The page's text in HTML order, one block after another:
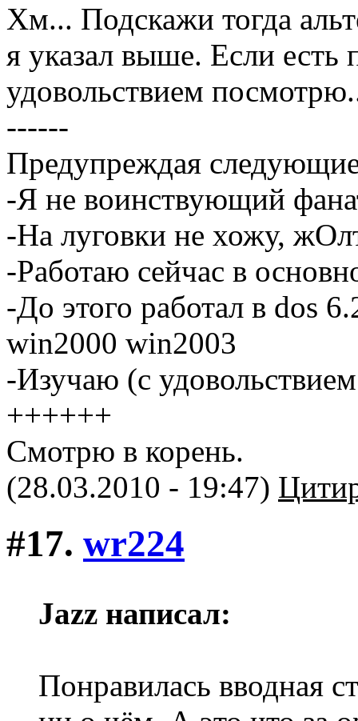
Хм... Подскажи тогда
я указал выше. Если есть
удовольствием
------
Предупреждая
-Я не воинствующий
-На луговки не хожу,
-Работаю сейчас в
-До этого работал в dos
win2000 win2003
-Изучаю (с
++++++
Смотрю в корень.
(28.03.2010 - 19:47)
#17. wr224
Jazz написал:
Понравилась вводная